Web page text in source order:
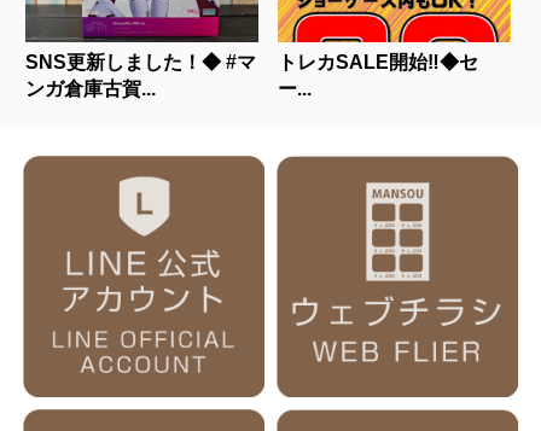
SNS更新しました！◆ #マ
ンガ倉庫古賀...
トレカSALE開始‼◆セ
ー...